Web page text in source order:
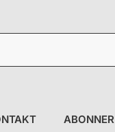
ABONNER